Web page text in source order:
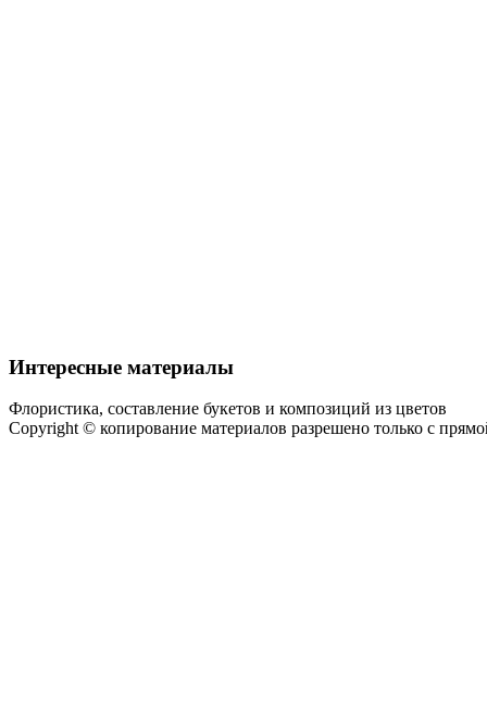
Интересные материалы
Флористика, составление букетов и композиций из цветов
Copyright © копирование материалов разрешено только с